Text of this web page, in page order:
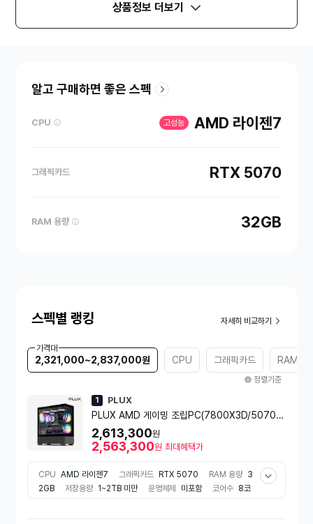
상품정보 더보기
알고 구매하면 좋은 스펙
CPU 고성능 AMD 라이젠7
그래픽카드 RTX 5070
RAM 용량 32GB
스펙별 랭킹 자세히 비교하기
가격대
2,321,000~2,837,000원 CPU 그래픽카드 RAM 용
정렬기준
1 PLUX
PLUX AMD 게이밍 조립PC(7800X3D/5070/3
2G/1TB)
2,613,300원
2,563,300원 최대혜택가
CPU AMD 라이젠7 그래픽카드 RTX 5070 RAM 용량 3
2GB
저장용량 1~2TB 미만 운영체제 미포함 코어수 8코